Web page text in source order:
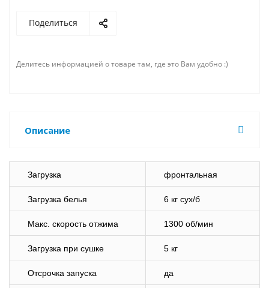
Поделиться
Делитесь информацией о товаре там, где это Вам удобно :)
Описание
Загрузка фронтальная
Загрузка белья 6 кг сух/б
Макс. скорость отжима 1300 об/мин
Загрузка при сушке 5 кг
Отсрочка запуска да